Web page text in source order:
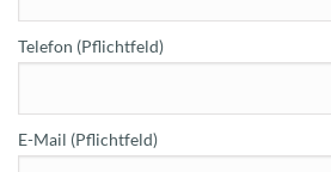
Telefon (Pflichtfeld)
E-Mail (Pflichtfeld)